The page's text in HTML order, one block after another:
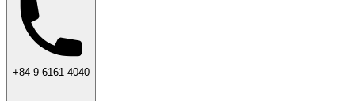
+84 9 6161 4040